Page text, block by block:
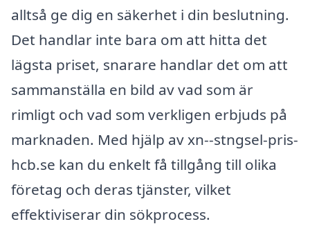
alltså ge dig en säkerhet i din beslutning.
Det handlar inte bara om att hitta det
lägsta priset, snarare handlar det om att
sammanställa en bild av vad som är
rimligt och vad som verkligen erbjuds på
marknaden. Med hjälp av xn--stngsel-pris-
hcb.se kan du enkelt få tillgång till olika
företag och deras tjänster, vilket
effektiviserar din sökprocess.